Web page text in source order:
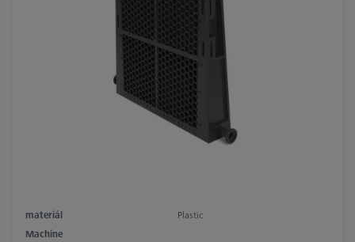
materiál
Plastic
Machine